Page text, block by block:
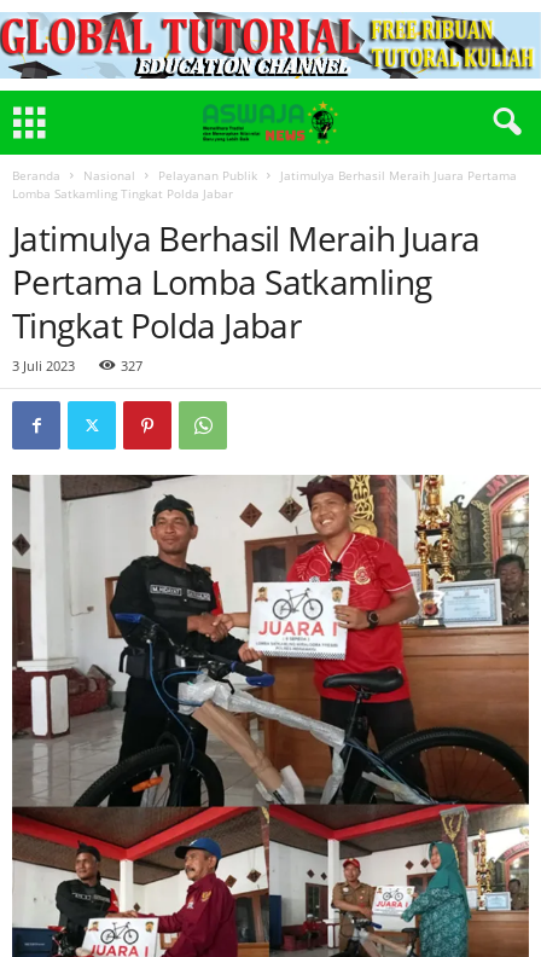
Beranda Nasional Pelayanan Publik
Jatimulya Berhasil Meraih Juara Pertama
Lomba Satkamling Tingkat Polda Jabar
Jatimulya Berhasil Meraih Juara
Pertama Lomba Satkamling
Tingkat Polda Jabar
3 Juli 2023 327